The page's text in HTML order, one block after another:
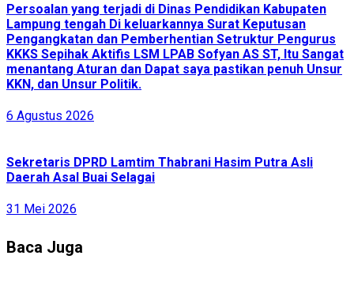
Persoalan yang terjadi di Dinas Pendidikan Kabupaten
Lampung tengah Di keluarkannya Surat Keputusan
Pengangkatan dan Pemberhentian Setruktur Pengurus
KKKS Sepihak Aktifis LSM LPAB Sofyan AS ST, Itu Sangat
menantang Aturan dan Dapat saya pastikan penuh Unsur
KKN, dan Unsur Politik.
6 Agustus 2026
Sekretaris DPRD Lamtim Thabrani Hasim Putra Asli
Daerah Asal Buai Selagai
31 Mei 2026
Baca Juga